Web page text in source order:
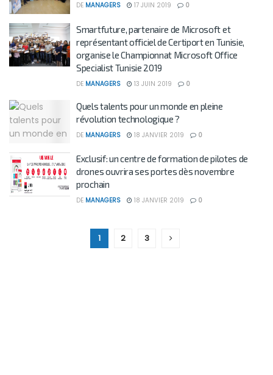
DE MANAGERS 17 JUIN 2019 0
Smartfuture, partenaire de Microsoft et
représentant officiel de Certiport en Tunisie,
organise le Championnat Microsoft Office
Specialist Tunisie 2019
DE MANAGERS 13 JUIN 2019 0
Quels talents pour un monde en pleine
révolution technologique ?
DE MANAGERS 18 JANVIER 2019 0
Exclusif: un centre de formation de pilotes de
drones ouvrira ses portes dès novembre
prochain
DE MANAGERS 18 JANVIER 2019 0
1 2 3